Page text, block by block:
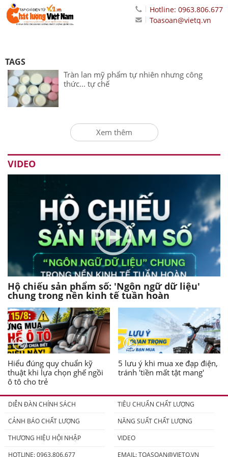
Hotline: 0963.806.677
Toasoan@vietq.vn
TAGS
Tràn lan mỹ phẩm tự nhiên nhưng công
thức... tự chế
Xem thêm
VIDEO
Hộ chiếu sản phẩm số: 'Ngôn ngữ dữ liệu'
chung trong nền kinh tế tuần hoàn
Hiểu đúng quy chuẩn kỹ
thuật khi lựa chọn ghế ngồi
ô tô cho trẻ
5 lưu ý khi mua xe đạp điện,
tránh 'tiền mất tật mang'
DIỄN ĐÀN CHÍNH SÁCH
TIÊU CHUẨN CHẤT LƯỢNG
CẢNH BÁO CHẤT LƯỢNG
NĂNG SUẤT CHẤT LƯỢNG
THƯƠNG HIỆU HỘI NHẬP
VIDEO
HOTLINE: 0963.806.677
EMAIL:TOASOAN@VIETQ.VN